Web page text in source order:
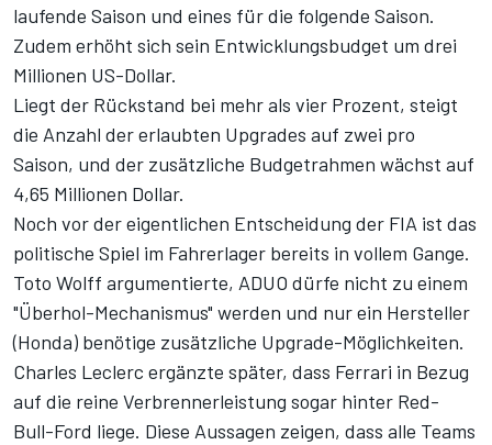
laufende Saison und eines für die folgende Saison.
Zudem erhöht sich sein Entwicklungsbudget um drei
Millionen US-Dollar.
Liegt der Rückstand bei mehr als vier Prozent, steigt
die Anzahl der erlaubten Upgrades auf zwei pro
Saison, und der zusätzliche Budgetrahmen wächst auf
4,65 Millionen Dollar.
Noch vor der eigentlichen Entscheidung der FIA ist das
politische Spiel im Fahrerlager bereits in vollem Gange.
Toto Wolff argumentierte, ADUO dürfe nicht zu einem
"Überhol-Mechanismus" werden und nur ein Hersteller
(Honda) benötige zusätzliche Upgrade-Möglichkeiten.
Charles Leclerc ergänzte später, dass Ferrari in Bezug
auf die reine Verbrennerleistung sogar hinter Red-
Bull-Ford liege. Diese Aussagen zeigen, dass alle Teams